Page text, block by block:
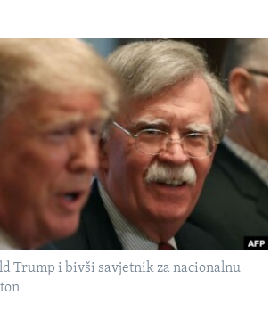
Trump i bivši savjetnik za nacionalnu